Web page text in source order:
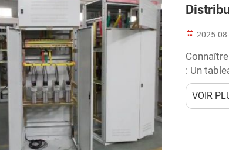
2025-
: Un
protège
VOIR